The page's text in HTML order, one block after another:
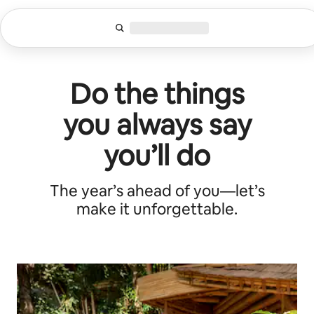
Inhalten
springen
Do the things
you always say
you’ll do
The year’s ahead of you—let’s
make it unforgettable.